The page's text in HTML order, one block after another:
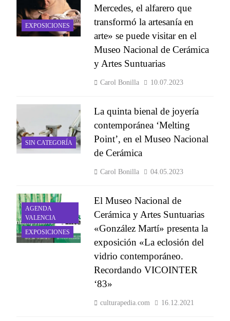
EXPOSICIONES
Mercedes, el alfarero que
transformó la artesanía en
arte» se puede visitar en el
Museo Nacional de Cerámica
y Artes Suntuarias
Carol Bonilla 10.07.2023
SIN CATEGORÍA
La quinta bienal de joyería
contemporánea ‘Melting
Point’, en el Museo Nacional
de Cerámica
Carol Bonilla 04.05.2023
AGENDA
VALENCIA
EXPOSICIONES
El Museo Nacional de
Cerámica y Artes Suntuarias
«González Martí» presenta la
exposición «La eclosión del
vidrio contemporáneo.
Recordando VICOINTER
‘83»
culturapedia.com 16.12.2021